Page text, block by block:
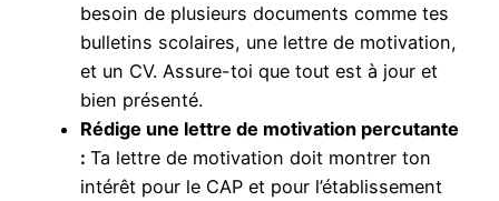
besoin de plusieurs documents comme tes
bulletins scolaires, une lettre de motivation,
et un CV. Assure-toi que tout est à jour et
bien présenté.
Rédige une lettre de motivation percutante
: Ta lettre de motivation doit montrer ton
intérêt pour le CAP et pour l’établissement